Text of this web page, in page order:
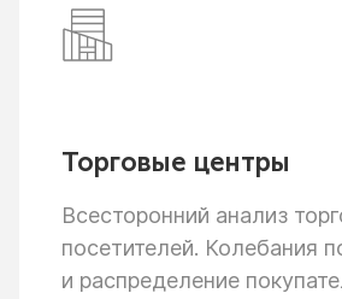
Торговые центры
Всесторонний анализ
посетителей. Колебания
и распределение